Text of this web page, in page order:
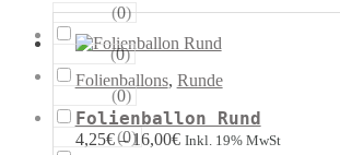
Folienballons, Runde
Folienballon Rund
4,25€–16,00€ Inkl. 19% MwSt
Eckige (0)
Säulen (0)
(0)
Figuren (0)